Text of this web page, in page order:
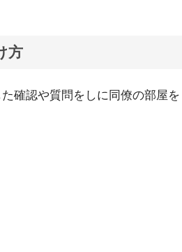
方
確認や質問をしに同僚の部屋を